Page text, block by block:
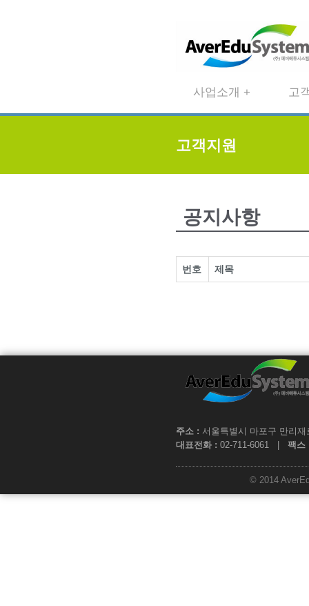
사업소개 + 고
고객지원
공지사항
번호 제목
주소 : 서울특별시 마포구 만리
대표전화 : 02-711-6061 | 팩스
© 2014